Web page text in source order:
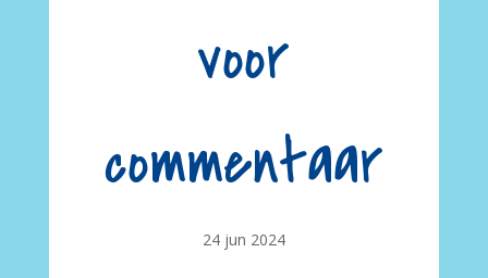
voor
commentaar
24 jun 2024